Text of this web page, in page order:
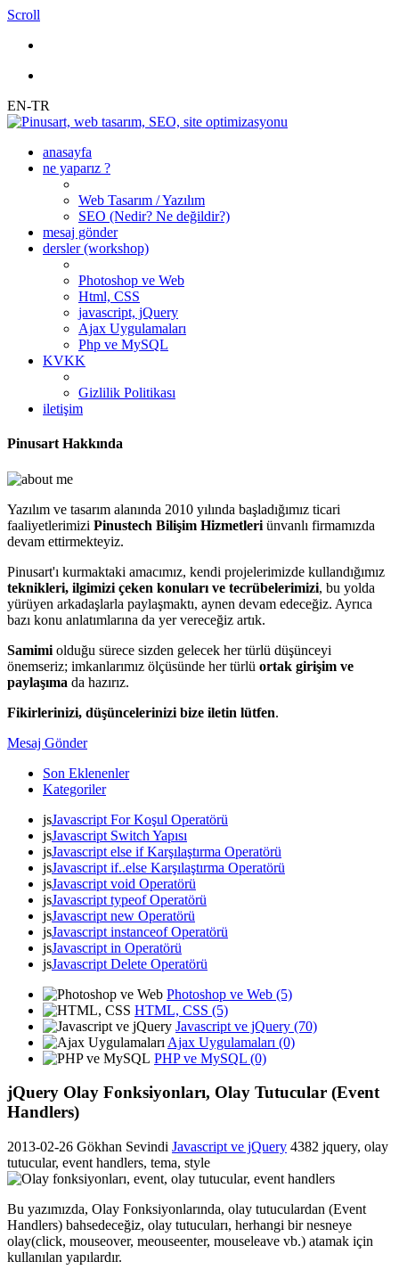
Scroll
EN-TR
anasayfa
ne yaparız ?
Web Tasarım / Yazılım
SEO (Nedir? Ne değildir?)
mesaj gönder
dersler (workshop)
Photoshop ve Web
Html, CSS
javascript, jQuery
Ajax Uygulamaları
Php ve MySQL
KVKK
Gizlilik Politikası
iletişim
Pinusart Hakkında
Yazılım ve tasarım alanında 2010 yılında başladığımız ticari
faaliyetlerimizi Pinustech Bilişim Hizmetleri ünvanlı firmamızda
devam ettirmekteyiz.
Pinusart'ı kurmaktaki amacımız, kendi projelerimizde kullandığımız
teknikleri, ilgimizi çeken konuları ve tecrübelerimizi, bu yolda
yürüyen arkadaşlarla paylaşmaktı, aynen devam edeceğiz. Ayrıca
bazı konu anlatımlarına da yer vereceğiz artık.
Samimi olduğu sürece sizden gelecek her türlü düşünceyi
önemseriz; imkanlarımız ölçüsünde her türlü ortak girişim ve
paylaşıma da hazırız.
Fikirlerinizi, düşüncelerinizi bize iletin lütfen.
Mesaj Gönder
Son Eklenenler
Kategoriler
jsJavascript For Koşul Operatörü
jsJavascript Switch Yapısı
jsJavascript else if Karşılaştırma Operatörü
jsJavascript if..else Karşılaştırma Operatörü
jsJavascript void Operatörü
jsJavascript typeof Operatörü
jsJavascript new Operatörü
jsJavascript instanceof Operatörü
jsJavascript in Operatörü
jsJavascript Delete Operatörü
Photoshop ve Web (5)
HTML, CSS (5)
Javascript ve jQuery (70)
Ajax Uygulamaları (0)
PHP ve MySQL (0)
jQuery Olay Fonksiyonları, Olay Tutucular (Event
Handlers)
2013-02-26 Gökhan Sevindi Javascript ve jQuery 4382 jquery, olay
tutucular, event handlers, tema, style
Bu yazımızda, Olay Fonksiyonlarında, olay tutuculardan (Event
Handlers) bahsedeceğiz, olay tutucuları, herhangi bir nesneye
olay(click, mouseover, meouseenter, mouseleave vb.) atamak için
kullanılan yapılardır.